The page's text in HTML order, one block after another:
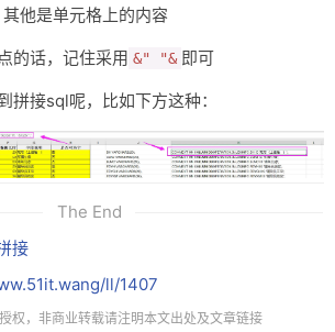
他是单元格上的内容
的话，记住采用 &" "& 即可
拼接sql呢，比如下方这种：
The End
接
ll/1407
权，非商业转载请注明本文出处及文章链接